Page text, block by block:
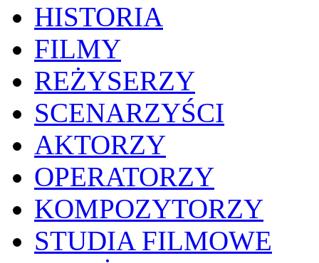
HISTORIA
FILMY
REŻYSERZY
SCENARZYŚCI
AKTORZY
OPERATORZY
KOMPOZYTORZY
STUDIA FILMOWE